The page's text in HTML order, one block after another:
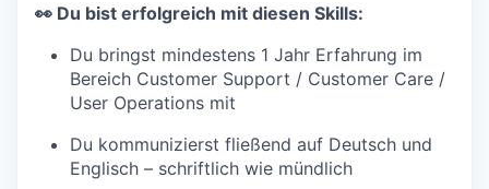
👀 Du bist erfolgreich mit diesen Skills:
Du bringst mindestens 1 Jahr Erfahrung im
Bereich Customer Support / Customer Care /
User Operations mit
Du kommunizierst fließend auf Deutsch und
Englisch – schriftlich wie mündlich